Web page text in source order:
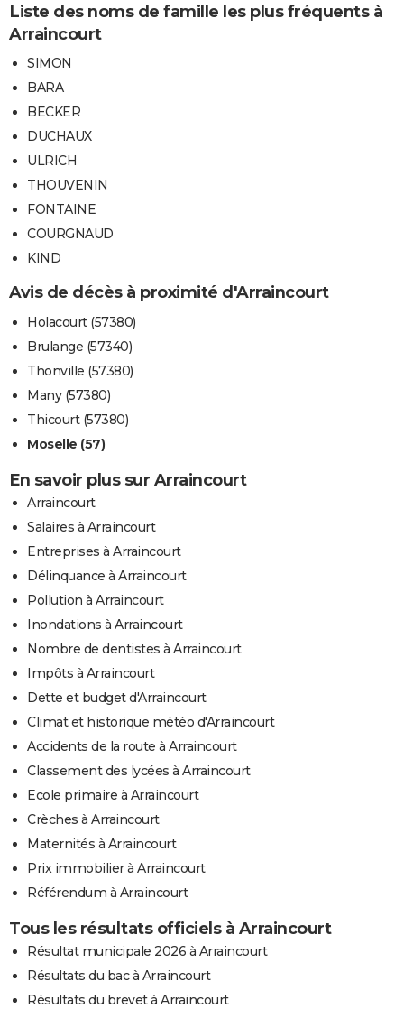
Liste des noms de famille les plus fréquents à
Arraincourt
SIMON
BARA
BECKER
DUCHAUX
ULRICH
THOUVENIN
FONTAINE
COURGNAUD
KIND
Avis de décès à proximité d'Arraincourt
Holacourt (57380)
Brulange (57340)
Thonville (57380)
Many (57380)
Thicourt (57380)
Moselle (57)
En savoir plus sur Arraincourt
Arraincourt
Salaires à Arraincourt
Entreprises à Arraincourt
Délinquance à Arraincourt
Pollution à Arraincourt
Inondations à Arraincourt
Nombre de dentistes à Arraincourt
Impôts à Arraincourt
Dette et budget d'Arraincourt
Climat et historique météo d'Arraincourt
Accidents de la route à Arraincourt
Classement des lycées à Arraincourt
Ecole primaire à Arraincourt
Crèches à Arraincourt
Maternités à Arraincourt
Prix immobilier à Arraincourt
Référendum à Arraincourt
Tous les résultats officiels à Arraincourt
Résultat municipale 2026 à Arraincourt
Résultats du bac à Arraincourt
Résultats du brevet à Arraincourt